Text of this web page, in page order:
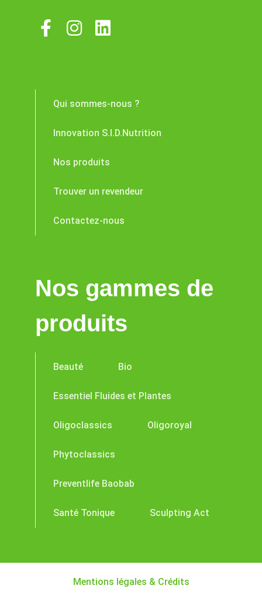
Qui sommes-nous ?
Innovation S.I.D.Nutrition
Nos produits
Trouver un revendeur
Contactez-nous
Nos gammes de
produits
Beauté Bio
Essentiel Fluides et Plantes
Oligoclassics Oligoroyal
Phytoclassics
Preventlife Baobab
Santé Tonique Sculpting Act
Mentions légales & Crédits